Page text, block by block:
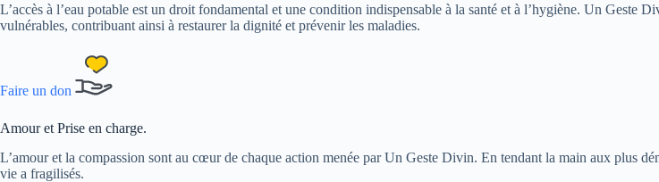
L’accès à l’eau potable est un droit fondamental et une condition indispensable à la santé et à l’hygiène. Un Geste
vulnérables, contribuant ainsi à restaurer la dignité et prévenir les maladies.
Faire un don
Amour et Prise en charge.
L’amour et la compassion sont au cœur de chaque action menée par Un Geste Divin. En tendant la main aux plus
vie a fragilisés.